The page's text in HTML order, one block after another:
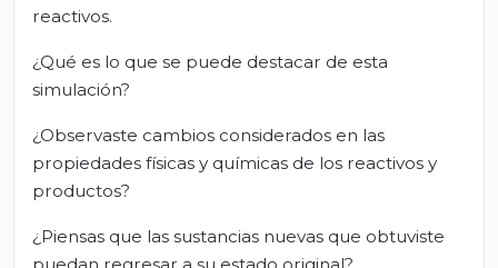
reactivos.
¿Qué es lo que se puede destacar de esta
simulación?
¿Observaste cambios considerados en las
propiedades físicas y químicas de los reactivos y
productos?
¿Piensas que las sustancias nuevas que obtuviste
puedan regresar a su estado original?